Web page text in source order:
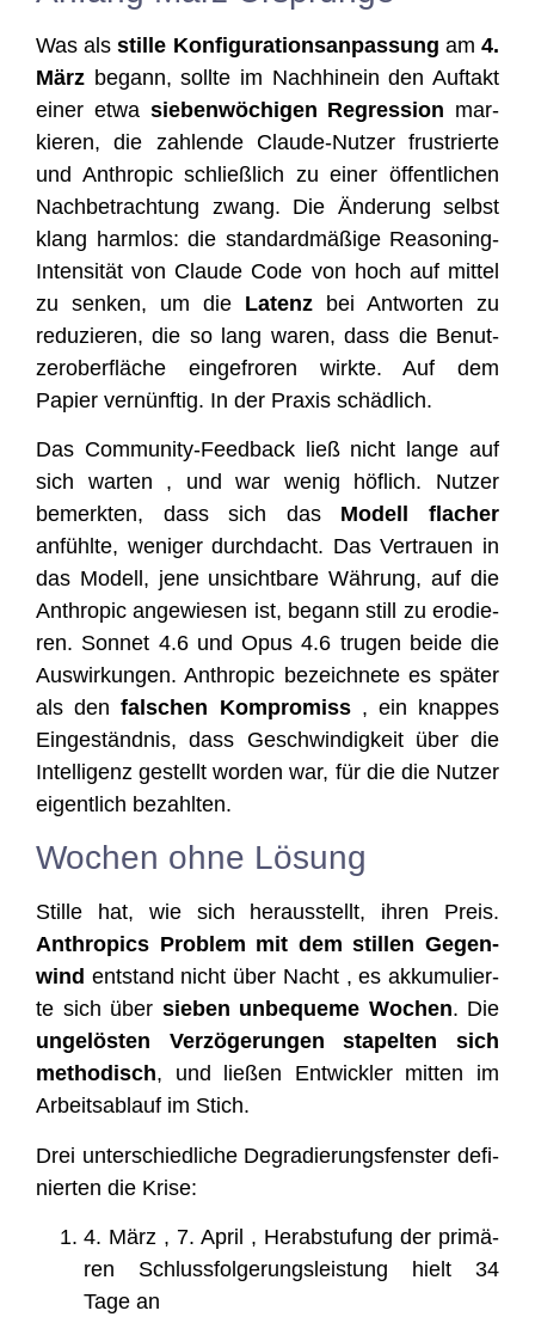
Was alsstil­le Kon­fi­gu­ra­ti­ons­an­pas­sung am4.
März begann, soll­te im Nach­hin­ein den Auf­takt
einer etwa sie­ben­wö­chi­gen Regres­si­on mar­
kie­ren, die zah­len­de Clau­de-Nut­zer frus­trier­te
und Anthro­pic schließ­lich zu einer öffent­li­chen
Nach­be­trach­tung zwang. Die Ände­rung selbst
klang harm­los: die stan­dard­mä­ßi­ge Reaso­ning-
Inten­si­tät von Clau­de Code von hoch auf mit­tel
zu sen­ken, um die Latenz bei Ant­wor­ten zu
redu­zie­ren, die so lang waren, dass die Benut­
zer­ober­flä­che ein­ge­fro­ren wirk­te. Auf dem
Papier ver­nünf­tig. In der Pra­xis schädlich.
Das Com­mu­ni­ty-Feed­back ließ nicht lan­ge auf
sich war­ten , und war wenig höf­lich. Nut­zer
bemerk­ten, dass sich das Modell fla­cher
anfühl­te, weni­ger durch­dacht. Das Ver­trau­en in
das Modell, jene unsicht­ba­re Wäh­rung, auf die
Anthro­pic ange­wie­sen ist, begann still zu ero­die­
ren. Son­net 4.6 und Opus 4.6 tru­gen bei­de die
Aus­wir­kun­gen. Anthro­pic bezeich­ne­te es spä­ter
als denfal­schen Kom­pro­miss, ein knap­pes
Ein­ge­ständ­nis, dass Geschwin­dig­keit über die
Intel­li­genz gestellt wor­den war, für die die Nut­zer
eigent­lich bezahlten.
Wochen ohne Lösung
Stil­le hat, wie sich her­aus­stellt, ihren Preis.
Anthro­pics Pro­blem mit dem stil­len Gegen­
wind ent­stand nicht über Nacht , es akku­mu­lier­
te sich über sie­ben unbe­que­me Wochen. Die
unge­lös­ten Ver­zö­ge­run­gen sta­pel­ten sich
metho­disch, und lie­ßen Ent­wick­ler mit­ten im
Arbeits­ab­lauf im Stich.
Drei unter­schied­li­che Degra­die­rungs­fens­ter defi­
nier­ten die Krise:
4. März , 7. April , Her­ab­stu­fung der pri­mä­
ren Schluss­fol­ge­rungs­leis­tung hielt 34
Tage an